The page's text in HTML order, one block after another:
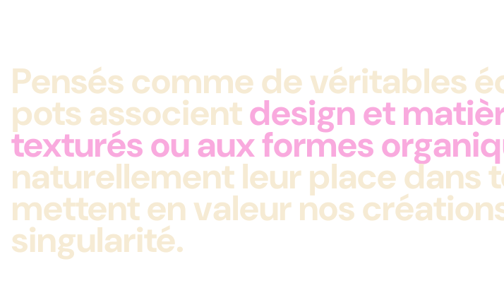
Pensés comme de véritables
pots associentdesign et
texturés ou aux formes
naturellement leur place dans
mettent en valeur nos
singularité.